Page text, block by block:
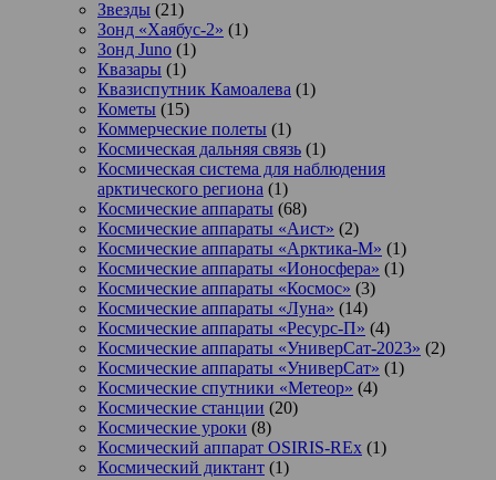
Звезды (21)
Зонд «Хаябус-2» (1)
Зонд Juno (1)
Квазары (1)
Квазиспутник Камоалева (1)
Кометы (15)
Коммерческие полеты (1)
Космическая дальняя связь (1)
Космическая система для наблюдения
арктического региона (1)
Космические аппараты (68)
Космические аппараты «Аист» (2)
Космические аппараты «Арктика-М» (1)
Космические аппараты «Ионосфера» (1)
Космические аппараты «Космос» (3)
Космические аппараты «Луна» (14)
Космические аппараты «Ресурс-П» (4)
Космические аппараты «УниверСат-2023» (2)
Космические аппараты «УниверСат» (1)
Космические спутники «Метеор» (4)
Космические станции (20)
Космические уроки (8)
Космический аппарат OSIRIS-REx (1)
Космический диктант (1)